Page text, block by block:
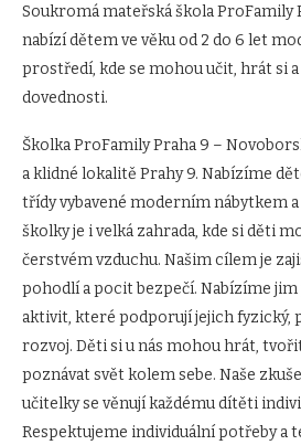
Soukromá mateřská škola ProFamily
nabízí dětem ve věku od 2 do 6 let
prostředí, kde se mohou učit, hrát si
dovednosti.
Školka ProFamily Praha 9 –
a klidné lokalitě Prahy 9. Nabízíme
třídy vybavené moderním nábytkem
školky je i velká zahrada, kde si děti
čerstvém vzduchu. Našim cílem je
pohodlí a pocit bezpečí. Nabízíme
aktivit, které podporují jejich fyzický,
rozvoj. Děti si u nás mohou hrát,
poznávat svět kolem sebe. Naše
učitelky se věnují každému dítěti
Respektujeme individuální potřeby a